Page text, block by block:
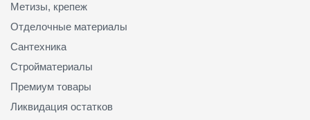
Метизы, крепеж
Отделочные материалы
Сантехника
Стройматериалы
Премиум товары
Ликвидация остатков